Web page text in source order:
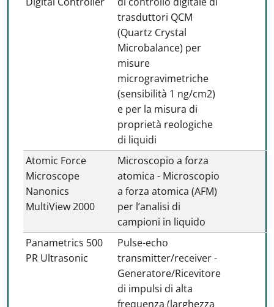
trasduttori QCM
(Quartz Crystal
Microbalance) per
misure
microgravimetriche
(sensibilità 1 ng/cm2)
e per la misura di
proprietà reologiche
di liquidi
Atomic Force
Microscope
Nanonics
MultiView 2000
Microscopio a forza
atomica - Microscopio
a forza atomica (AFM)
per l’analisi di
campioni in liquido
Panametrics 500
PR Ultrasonic
Pulse-echo
transmitter/receiver -
Generatore/Ricevitore
di impulsi di alta
frequenza (larghezza